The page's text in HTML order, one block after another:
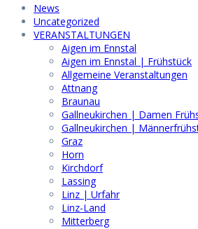
News
Uncategorized
VERANSTALTUNGEN
Aigen im Ennstal
Aigen im Ennstal | Frühstück
Allgemeine Veranstaltungen
Attnang
Braunau
Gallneukirchen | Damen
Gallneukirchen |
Graz
Horn
Kirchdorf
Lassing
Linz | Urfahr
Linz-Land
Mitterberg